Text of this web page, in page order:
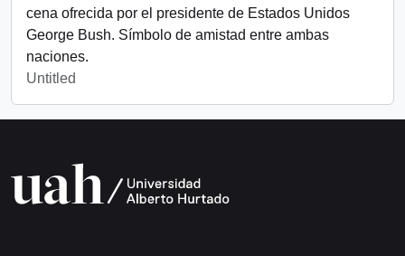
cena ofrecida por el presidente de Estados Unidos
George Bush. Símbolo de amistad entre ambas
naciones.
Untitled